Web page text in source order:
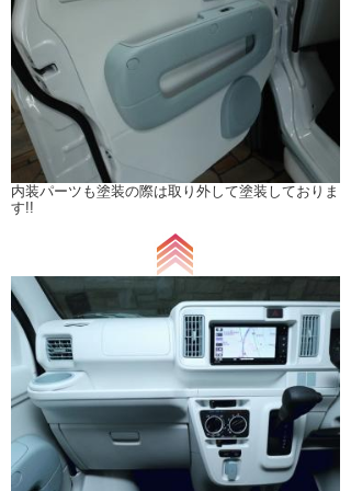
内装パーツも塗装の際は取り外して塗装しておりま
す!!